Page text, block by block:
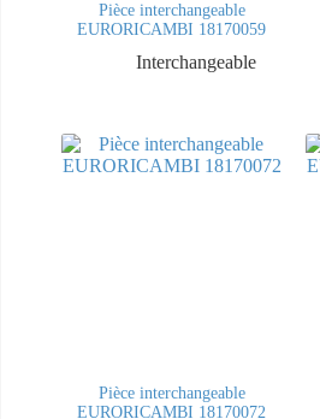
Pièce interchangeable
EURORICAMBI 18170059
Interchangeable
Pièce interchangeable
EURORICAMBI 18170072